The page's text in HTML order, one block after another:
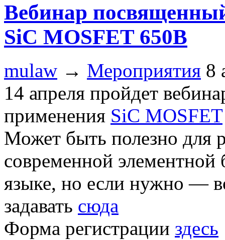
Вебинар
SiC MOSFET 650В
mulaw → Мероприятия 8
14 апреля пройдет
применения SiC MOSFET
Может быть полезно для
современной элементной
языке, но если нужно —
задавать сюда
Форма регистрации здесь